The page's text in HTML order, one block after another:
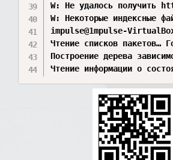
W: Не удалось получить
W: Некоторые индексные
impulse@1mpulse-
Чтение списков пакетов…
Построение дерева